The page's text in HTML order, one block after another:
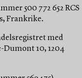
500 772 652 RCS
Frankrike.
med
Dumont 10, 1204